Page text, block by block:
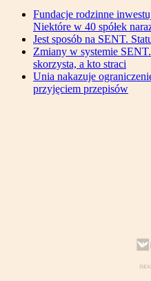
Fundacje rodzinne
Niektóre w 40 spółek
Jest sposób na SENT.
Zmiany w systemie
skorzysta, a kto straci
Unia nakazuje
przyjęciem przepisów